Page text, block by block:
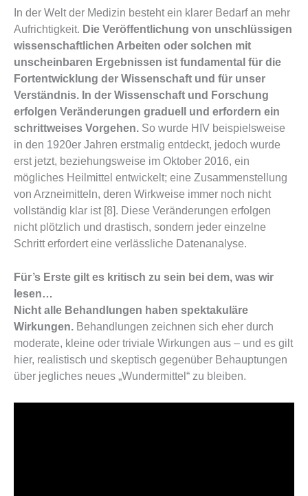
In der Welt der Medizin besteht ein klarer Bedarf an mehr
Aufrichtigkeit. Die Veröffentlichung von unschlüssigen
wissenschaftlichen Arbeiten oder solchen mit
unscheinbaren Ergebnissen ist fundamental für die
Fortentwicklung der Wissenschaft und für unser
Verständnis. In der Wissenschaft und Forschung
erfolgen Veränderungen graduell und erfordern ein
schrittweises Vorgehen. So wurde HIV beispielsweise
in den 1920er Jahren erstmalig entdeckt, jedoch wurde
erst jetzt, beziehungsweise im Oktober 2016, ein
mögliches Heilmittel entwickelt; eine Zusammenstellung
von Arzneimitteln, deren Wirkweise immer noch nicht
vollständig klar ist [8]. Diese Veränderungen erfolgen
nicht plötzlich und drastisch, sondern jeder einzelne
Schritt erfordert eine verlässliche Datenanalyse.
Für’s Erste gilt es kritisch zu sein bei dem, was wir
lesen…
Nicht alle Behandlungen haben spektakuläre
Wirkungen. Behandlungen zeichnen sich eher durch
moderate, kleine oder triviale Wirkungen aus – und es gilt
hier, realistisch und skeptisch gegenüber Behauptungen
über jegliches neues „Wundermittel“ zu bleiben.